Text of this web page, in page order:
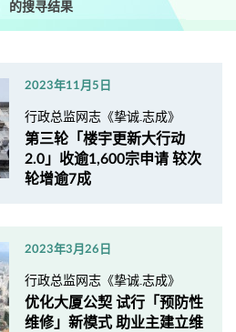
的搜寻结果
2023年11月5日
行政总监网志《挚诚.志成》
第三轮「楼宇更新大行动
2.0」收逾1,600宗申请 较次
轮增逾7成
2023年3月26日
行政总监网志《挚诚.志成》
优化大厦公契 试行「预防性
维修」新模式 助业主建立维